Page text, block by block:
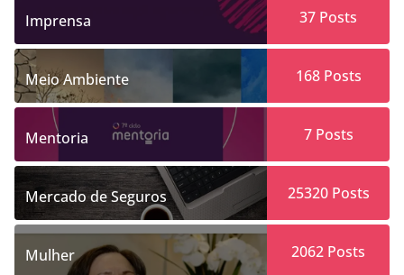
Imprensa 37 Posts
Meio Ambiente 168Posts
Mentoria 7Posts
Mercado de Seguros 25320Posts
Mulher 2062 Posts